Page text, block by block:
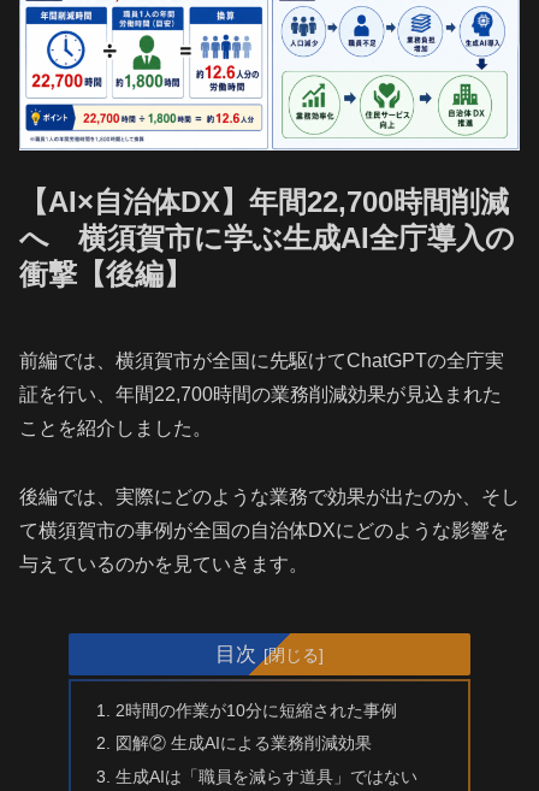
【AI×自治体DX】年間22,700時間削減
へ 横須賀市に学ぶ生成AI全庁導入の
衝撃【後編】
前編では、横須賀市が全国に先駆けてChatGPTの全庁実
証を行い、年間22,700時間の業務削減効果が見込まれた
ことを紹介しました。
後編では、実際にどのような業務で効果が出たのか、そし
て横須賀市の事例が全国の自治体DXにどのような影響を
与えているのかを見ていきます。
目次
2時間の作業が10分に短縮された事例
図解② 生成AIによる業務削減効果
生成AIは「職員を減らす道具」ではない